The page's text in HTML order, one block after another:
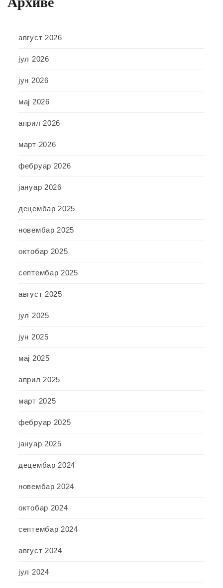
август 2026
јул 2026
јун 2026
мај 2026
април 2026
март 2026
фебруар 2026
јануар 2026
децембар 2025
новембар 2025
октобар 2025
септембар 2025
август 2025
јул 2025
јун 2025
мај 2025
април 2025
март 2025
фебруар 2025
јануар 2025
децембар 2024
новембар 2024
октобар 2024
септембар 2024
август 2024
јул 2024